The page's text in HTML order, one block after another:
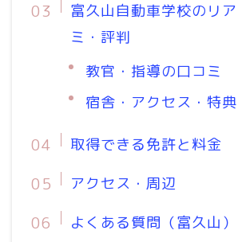
富久山自動車学校のリ
ミ・評判
教官・指導の口コミ
宿舎・アクセス・特典
取得できる免許と料金
アクセス・周辺
よくある質問（富久山）